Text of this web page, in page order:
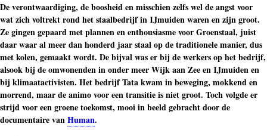
De verontwaardiging, de boosheid en misschien zelfs wel de angst voor
wat zich voltrekt rond het staalbedrijf in IJmuiden waren en zijn groot.
Ze gingen gepaard met plannen en enthousiasme voor Groenstaal, juist
daar waar al meer dan honderd jaar staal op de traditionele manier, dus
met kolen, gemaakt wordt. De bijval was er bij de werkers op het bedrijf,
alsook bij de omwonenden in onder meer Wijk aan Zee en IJmuiden en
bij klimaatactivisten. Het bedrijf Tata kwam in beweging, mokkend en
morrend, maar de animo voor een transitie is niet groot. Toch volgde er
strijd voor een groene toekomst, mooi in beeld gebracht door de
documentaire vanHuman.